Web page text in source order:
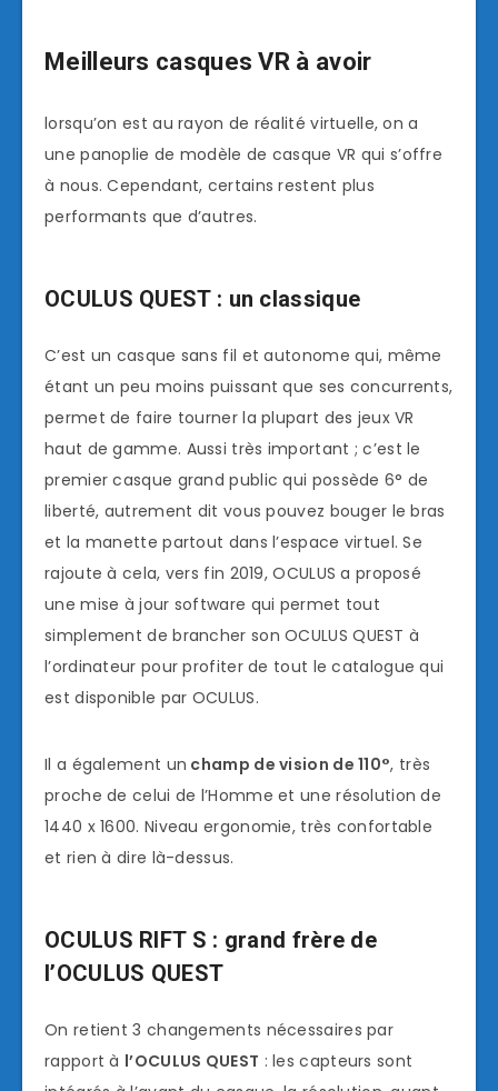
Meilleurs casques VR à avoir
lorsqu’on est au rayon de réalité virtuelle, on a
une panoplie de modèle de casque VR qui s’offre
à nous. Cependant, certains restent plus
performants que d’autres.
OCULUS QUEST : un classique
C’est un casque sans fil et autonome qui, même
étant un peu moins puissant que ses concurrents,
permet de faire tourner la plupart des jeux VR
haut de gamme. Aussi très important ; c’est le
premier casque grand public qui possède 6° de
liberté, autrement dit vous pouvez bouger le bras
et la manette partout dans l’espace virtuel. Se
rajoute à cela, vers fin 2019, OCULUS a proposé
une mise à jour software qui permet tout
simplement de brancher son OCULUS QUEST à
l’ordinateur pour profiter de tout le catalogue qui
est disponible par OCULUS.
Il a également un champ de vision de 110°, très
proche de celui de l’Homme et une résolution de
1440 x 1600. Niveau ergonomie, très confortable
et rien à dire là-dessus.
OCULUS RIFT S : grand frère de
l’OCULUS QUEST
On retient 3 changements nécessaires par
rapport à l’OCULUS QUEST : les capteurs sont